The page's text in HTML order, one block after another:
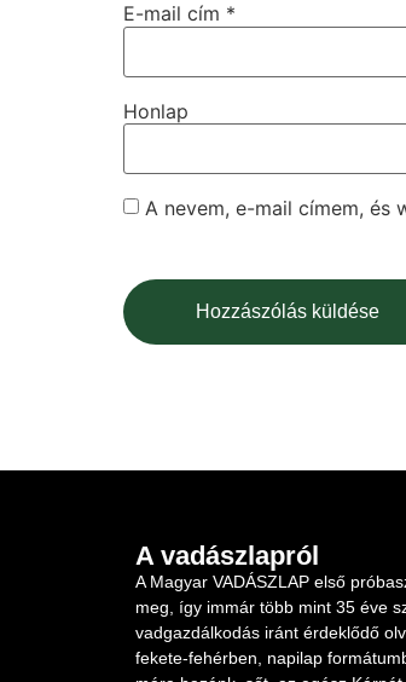
E-mail cím *
Honlap
A nevem, e-mail címem, és
A vadászlapról
A Magyar VADÁSZLAP első
meg, így immár több mint 35 éve
vadgazdálkodás iránt érdeklődő
fekete-fehérben, napilap